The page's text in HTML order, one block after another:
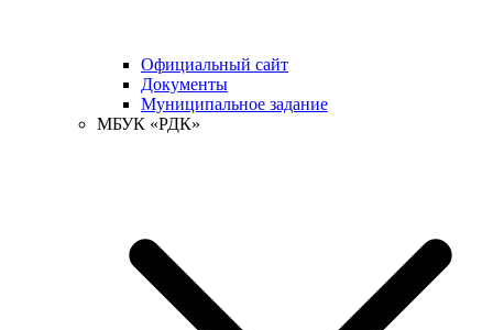
Официальный сайт
Документы
Муниципальное задание
МБУК «РДК»